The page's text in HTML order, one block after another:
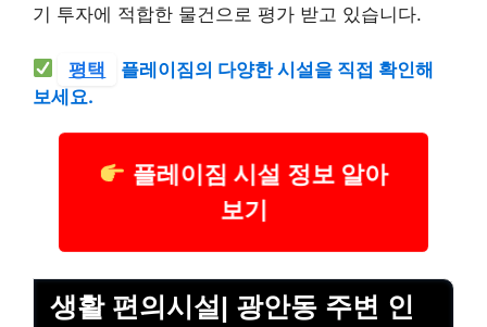
기 투자에 적합한 물건으로 평가 받고 있습니다.
평택
플레이짐의 다양한 시설을 직접 확인해
보세요.
플레이짐 시설 정보 알아
보기
생활 편의시설| 광안동 주변 인